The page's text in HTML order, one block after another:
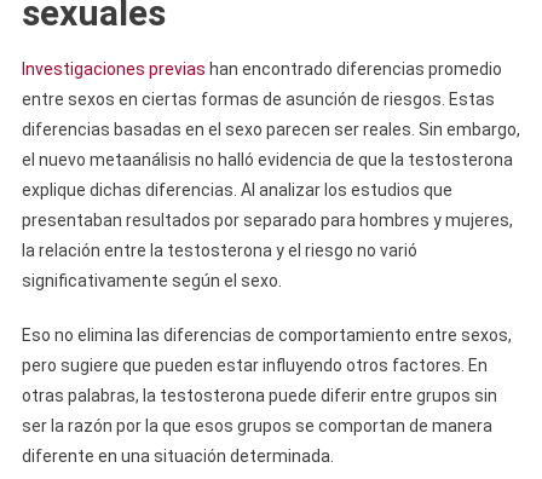
sexuales
Investigaciones previas han encontrado diferencias promedio
entre sexos en ciertas formas de asunción de riesgos. Estas
diferencias basadas en el sexo parecen ser reales. Sin embargo,
el nuevo metaanálisis no halló evidencia de que la testosterona
explique dichas diferencias. Al analizar los estudios que
presentaban resultados por separado para hombres y mujeres,
la relación entre la testosterona y el riesgo no varió
significativamente según el sexo.
Eso no elimina las diferencias de comportamiento entre sexos,
pero sugiere que pueden estar influyendo otros factores. En
otras palabras, la testosterona puede diferir entre grupos sin
ser la razón por la que esos grupos se comportan de manera
diferente en una situación determinada.